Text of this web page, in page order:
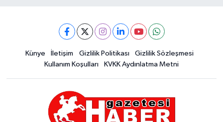
Künye İletişim Gizlilik Politikası
Gizlilik Sözleşmesi
Kullanım Koşulları
KVKK Aydınlatma Metni